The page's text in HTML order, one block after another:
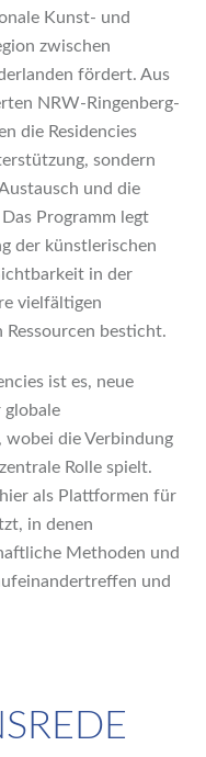
Kunst- und
zwischen
fördert. Aus
NRW-Ringenberg-
die Residencies
sondern
und die
Programm legt
der künstlerischen
in der
vielfältigen
besticht.
ist es, neue
globale
wobei die Verbindung
Rolle spielt.
als Plattformen für
in denen
Methoden und
und